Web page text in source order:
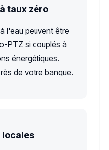
taux zéro
l'eau peuvent être
PTZ si couplés à
énergétiques.
de votre banque.
locales